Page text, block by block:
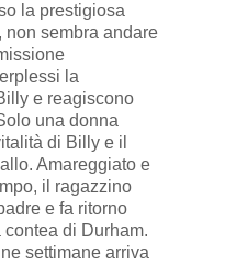
la prestigiosa
non sembra andare
la
e reagiscono
una donna
di Billy e il
Amareggiato e
il ragazzino
e fa ritorno
di Durham.
settimane arriva